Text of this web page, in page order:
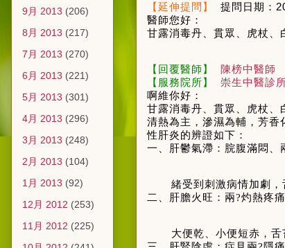
【延伸提問】 提問日期：
醫師您好：
甘露消毒丹
貫眾 虎杖
【回覆醫師】 陳榜中醫師
【服務院所】
崇生中醫診
啊維你好：
甘露消毒丹、貫眾、虎杖、
清熱為主，滲濕為輔，芳香
性肝炎的辨證如下：
一、肝鬱氣滯：脘腹滿悶、
緒受到刺激病情加劇，
二、肝膽火旺：兩?灼熱疼
大便乾、小便短赤，舌
9月 2013 (206)
8月 2013 (217)
7月 2013 (270)
6月 2013 (221)
5月 2013 (301)
4月 2013 (296)
3月 2013 (248)
2月 2013 (104)
1月 2013 (92)
12月 2012 (253)
11月 2012 (225)